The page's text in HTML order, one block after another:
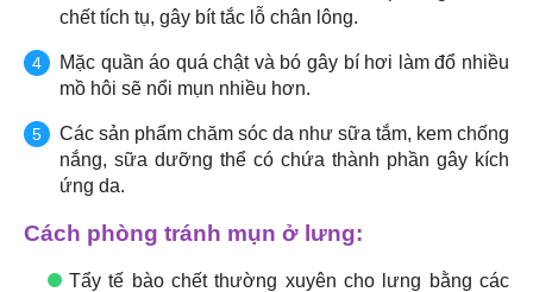
chết tích tụ, gây bít tắc lỗ chân lông.
Mặc quần áo quá chật và bó gây bí hơi làm đổ nhiều
mồ hôi sẽ nổi mụn nhiều hơn.
Các sản phẩm chăm sóc da như sữa tắm, kem chống
nắng, sữa dưỡng thể có chứa thành phần gây kích
ứng da.
Cách phòng tránh mụn ở lưng:
Tẩy tế bào chết thường xuyên cho lưng bằng các